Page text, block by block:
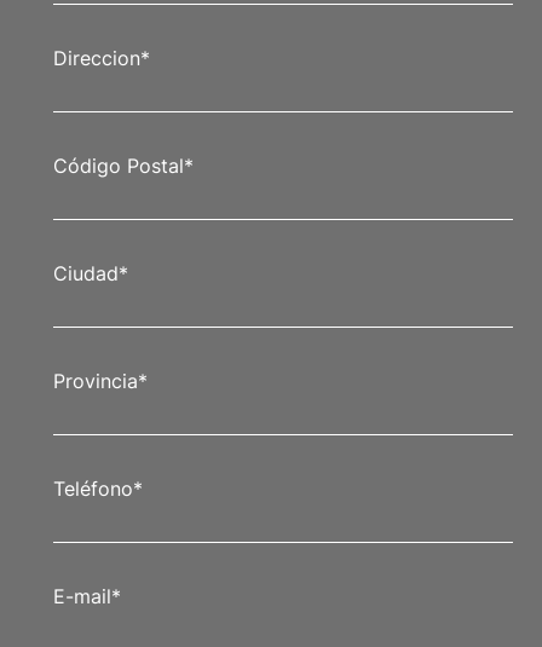
Direccion*
Código Postal*
Ciudad*
Provincia*
Teléfono*
E-mail*